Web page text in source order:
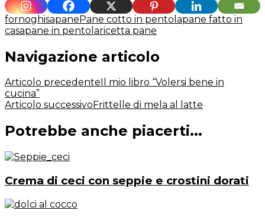
fornoghisapanePane cotto in pentolapane fatto in
casapane in pentolaricetta pane
Navigazione articolo
Articolo precedente Il mio libro “Volersi bene in
cucina”
Articolo successivo Frittelle di mela al latte
Potrebbe anche piacerti...
Crema di ceci con seppie e crostini dorati